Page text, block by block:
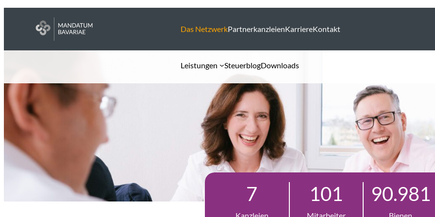
Das NetzwerkPartnerkanzleienKarriereKontakt
Leistungen SteuerblogDownloads
7 101 90.981